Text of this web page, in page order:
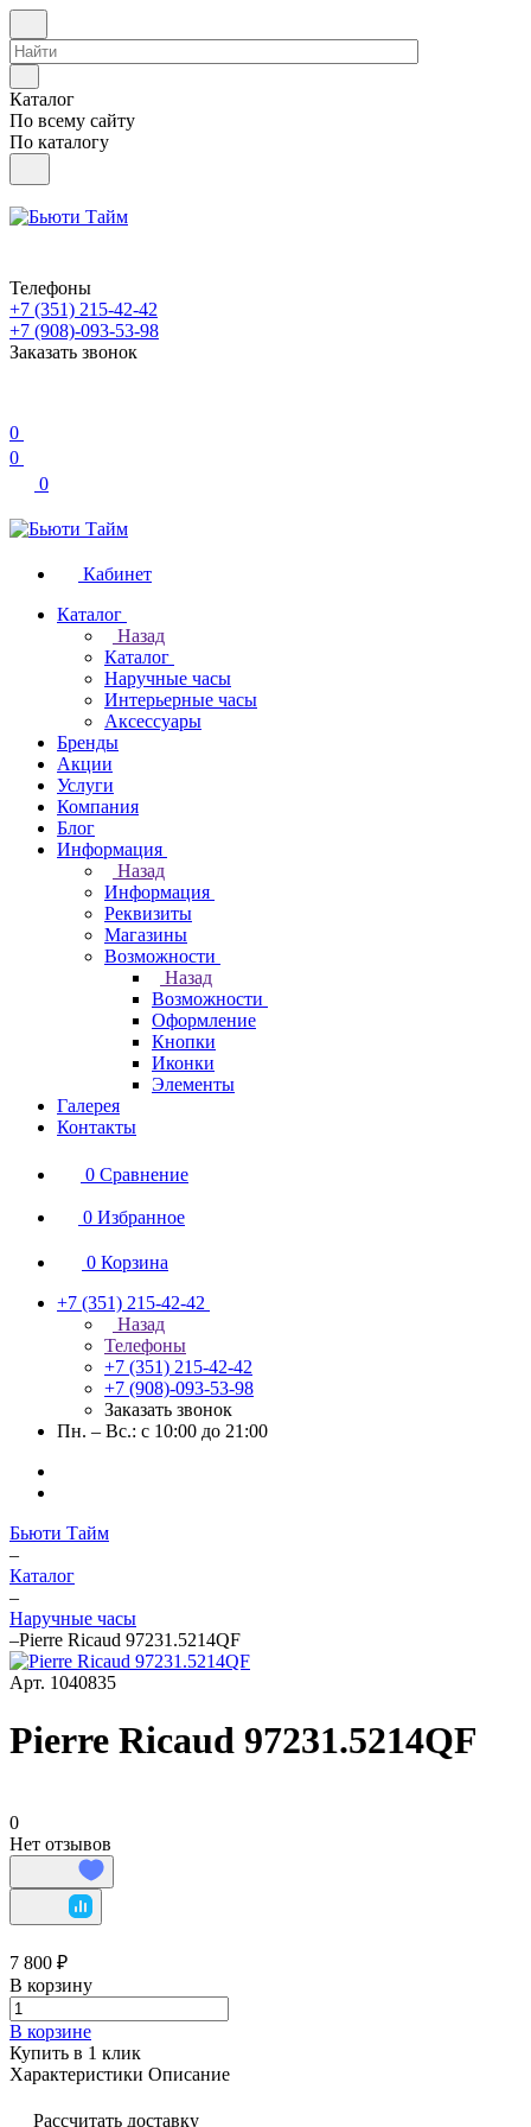
Каталог
По всему сайту
По каталогу
Телефоны
+7 (351) 215-42-42
+7 (908)-093-53-98
Заказать звонок
0
0
0
Кабинет
Каталог
Назад
Каталог
Наручные часы
Интерьерные часы
Аксессуары
Бренды
Акции
Услуги
Компания
Блог
Информация
Назад
Информация
Реквизиты
Магазины
Возможности
Назад
Возможности
Оформление
Кнопки
Иконки
Элементы
Галерея
Контакты
0 Сравнение
0 Избранное
0 Корзина
+7 (351) 215-42-42
Назад
Телефоны
+7 (351) 215-42-42
+7 (908)-093-53-98
Заказать звонок
Пн. – Вс.: с 10:00 до 21:00
Бьюти Тайм
–
Каталог
–
Наручные часы
–Pierre Ricaud 97231.5214QF
Арт. 1040835
Pierre Ricaud 97231.5214QF
0
Нет отзывов
7 800 ₽
В корзину
В корзине
Купить в 1 клик
Характеристики Описание
Рассчитать доставку